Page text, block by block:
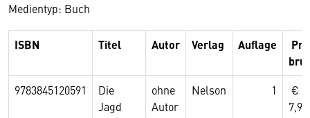
Medientyp: Buch
ISBN Titel Autor Verlag Auflage
9783845120591
Die
Jagd
ohne
Autor
Nelson 1
7,99